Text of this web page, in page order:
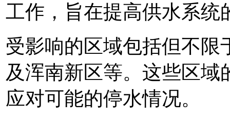
工作，旨在提高供水系统
受影响的区域包括但不限
及浑南新区等。这些区
应对可能的停水情况。